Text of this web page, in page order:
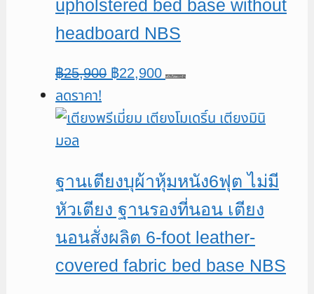
upholstered bed base without
headboard NBS
฿25,900 Original
was:
฿22,900Current
is:
หยิบใส่ตะกร้า
ลดราคา!
ฐานเตียงบุผ้าหุ้มหนัง6ฟุต ไม่มี
หัวเตียง ฐานรองที่นอน เตียง
นอนสั่งผลิต 6-foot leather-
covered fabric bed base NBS